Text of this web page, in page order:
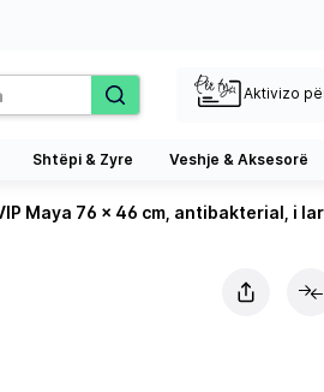
Aktivizo
Shtëpi & Zyre Veshje & Aksesorë
Maya 76 x 46 cm, antibakterial, i